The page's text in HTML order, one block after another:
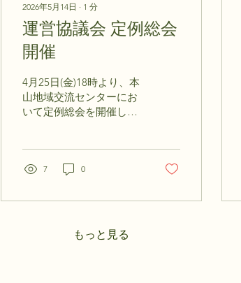
2026年5月14日 ∙ 1 分
運営協議会 定例総会
開催
4月25日(金)18時より、本
山地域交流センターにお
いて定例総会を開催し、
7年度事業報告・決算報
令和8年度事業計画(案)・
され、いずれも承認され
ました。 総会の前に、市
7 0
もっと見る